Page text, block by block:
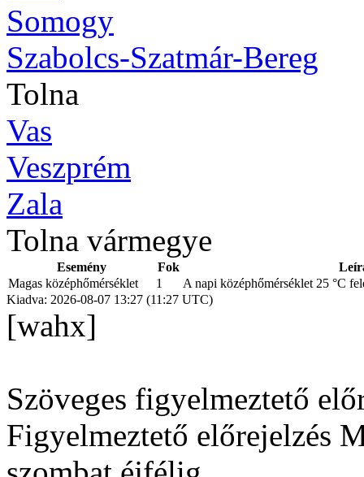
Somogy
Szabolcs-Szatmár-Bereg
Tolna
Vas
Veszprém
Zala
Tolna vármegye
Esemény Fok
Magas középhőmérséklet
1
A napi középhőmérséklet 25 °C
Kiadva: 2026-08-07 13:27 (11:27 UTC)
[wahx]
Szöveges figyelmeztető
Figyelmeztető előrejelzés